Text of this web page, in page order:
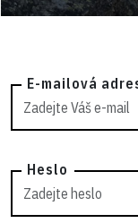
E-mailová
Heslo